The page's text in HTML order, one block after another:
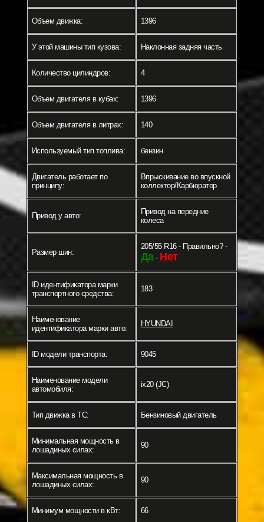
Объем движка: 1396
У этой машины тип кузова: Наклонная задняя часть
Количество цилиндров: 4
Объем двигателя в кубах: 1396
Объем двигателя в литрах: 140
Используемый тип топлива: бензин
Двигатель работает по
принципу:
Впрыскивание во впускной
коллектор/Карбюратор
Привод у авто:
Привод на передние
колеса
Размер шин:
205/55 R16 - Правильно? -
Да- Нет
ID идентификатора марки
транспортного средства:
183
Наименование
идентификатора марки авто:
HYUNDAI
ID модели транспорта: 9045
Наименование модели
автомобиля:
ix20 (JC)
Тип движка в ТС: Бензиновый двигатель
Минимальная мощность в
лошадиных силах:
90
Максимальная мощность в
лошадиных силах:
90
Минимум мощности в кВт: 66